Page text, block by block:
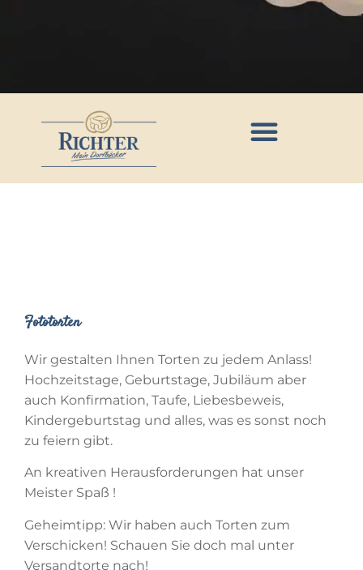
Fototorten
Wir gestalten Ihnen Torten zu jedem Anlass!
Hochzeitstage, Geburtstage, Jubiläum aber
auch Konfirmation, Taufe, Liebesbeweis,
Kindergeburtstag und alles, was es sonst noch
zu feiern gibt.
An kreativen Herausforderungen hat unser
Meister Spaß !
Geheimtipp: Wir haben auch Torten zum
Verschicken! Schauen Sie doch mal unter
Versandtorte nach!